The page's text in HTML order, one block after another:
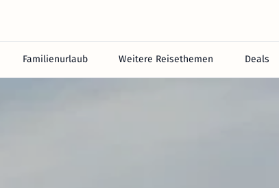
Familienurlaub Weitere Reisethemen Deals